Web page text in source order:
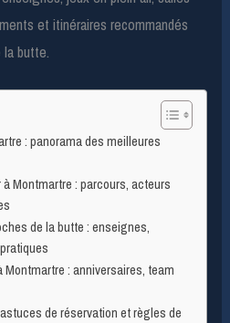
et itinéraires recommandés
la butte.
: panorama des meilleures
Montmartre : parcours, acteurs
de la butte : enseignes,
: anniversaires, team
de réservation et règles de